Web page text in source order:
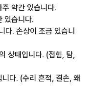
약간 있습니다.
있습니다.
다. 손상이 조금 있습니
상태입니다. (접힘, 탐,
다. (수리 흔적, 결손, 왜